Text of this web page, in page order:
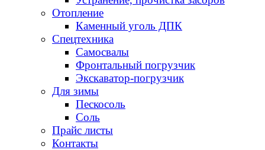
Отопление
Каменный уголь ДПК
Спецтехника
Самосвалы
Фронтальный погрузчик
Экскаватор-погрузчик
Для зимы
Пескосоль
Соль
Прайс листы
Контакты